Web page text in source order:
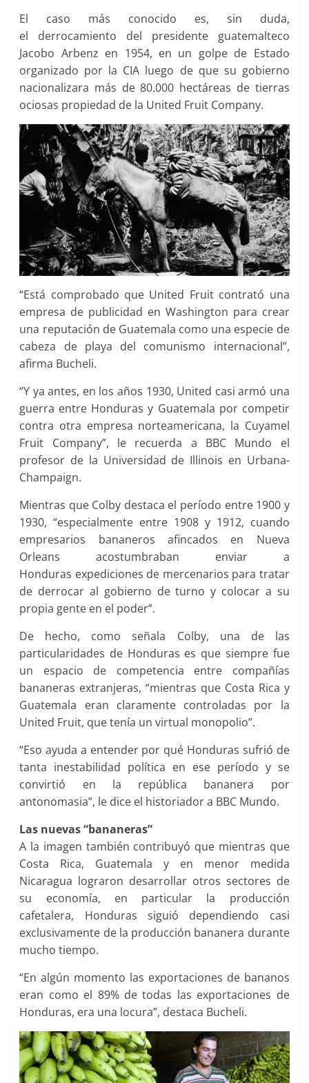
El caso más conocido es, sin duda,
el derrocamiento del presidente guatemalteco
Jacobo Arbenz en 1954, en un golpe de Estado
organizado por la CIA luego de que su gobierno
nacionalizara más de 80.000 hectáreas de tierras
ociosas propiedad de la United Fruit Company.
“Está comprobado que United Fruit contrató una
empresa de publicidad en Washington para crear
una reputación de Guatemala como una especie de
cabeza de playa del comunismo internacional”,
afirma Bucheli.
“Y ya antes, en los años 1930, United casi armó una
guerra entre Honduras y Guatemala por competir
contra otra empresa norteamericana, la Cuyamel
Fruit Company”, le recuerda a BBC Mundo el
profesor de la Universidad de Illinois en Urbana-
Champaign.
Mientras que Colby destaca el período entre 1900 y
1930, “especialmente entre 1908 y 1912, cuando
empresarios bananeros afincados en Nueva
Orleans acostumbraban enviar a
Honduras expediciones de mercenarios para tratar
de derrocar al gobierno de turno y colocar a su
propia gente en el poder”.
De hecho, como señala Colby, una de las
particularidades de Honduras es que siempre fue
un espacio de competencia entre compañías
bananeras extranjeras, “mientras que Costa Rica y
Guatemala eran claramente controladas por la
United Fruit, que tenía un virtual monopolio”.
“Eso ayuda a entender por qué Honduras sufrió de
tanta inestabilidad política en ese período y se
convirtió en la república bananera por
antonomasia”, le dice el historiador a BBC Mundo.
Las nuevas “bananeras”
A la imagen también contribuyó que mientras que
Costa Rica, Guatemala y en menor medida
Nicaragua lograron desarrollar otros sectores de
su economía, en particular la producción
cafetalera, Honduras siguió dependiendo casi
exclusivamente de la producción bananera durante
mucho tiempo.
“En algún momento las exportaciones de bananos
eran como el 89% de todas las exportaciones de
Honduras, era una locura”, destaca Bucheli.